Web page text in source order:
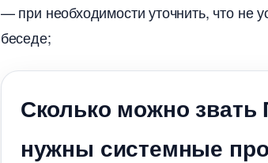
— при необходимости уточнить, что не
еседе;
Сколько можно
нужны системные